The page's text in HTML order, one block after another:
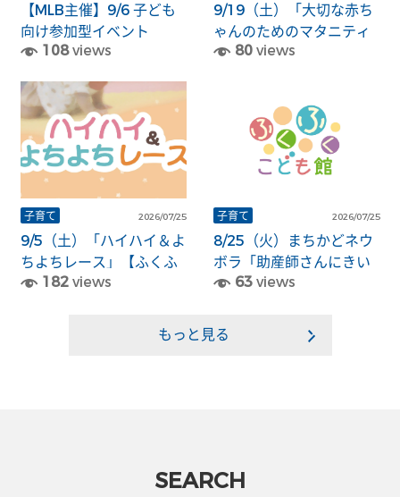
【MLB主催】9/6 子ども
向け参加型イベント
「PLAY BALL」のお知ら
108 views
9/19（土）「大切な赤ち
ゃんのためのマタニティ
サロン ～沐浴体験～」
80views
子育て 2026/07/25
9/5（土）「ハイハイ＆よ
ちよちレース」【ふくふ
くこども館】
182 views
子育て 2026/07/25
8/25（火）まちかどネウ
ボラ「助産師さんにきい
てみよう！」【ふくふく
63views
もっと見る
SEARCH